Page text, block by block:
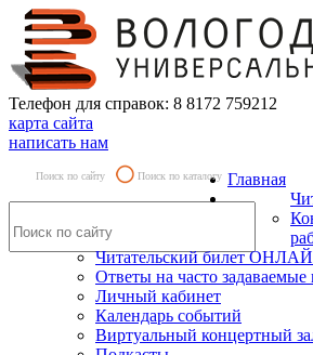
Телефон для справок: 8 8172 759212
карта сайта
написать нам
Поиск по сайту Поиск по каталогу Главная
Читательский билет
Ответы на часто
Личный кабинет
Календарь событий
Виртуальный концертный